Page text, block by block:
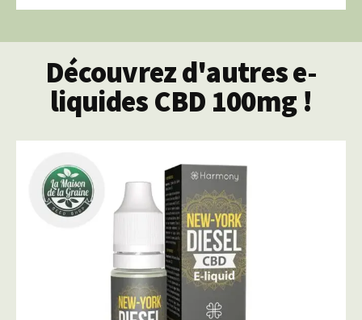
Découvrez d'autres e-
liquides CBD 100mg !